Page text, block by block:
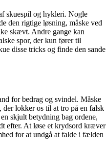
skuespil og hykleri. Nogle
den rigtige løsning, måske ved
skævt. Andre gange kan
spor, der kun fører til
disse tricks og finde den sande
for bedrag og svindel. Måske
der lokker os til at tro på en falsk
skjult betydning bag ordene,
efter. At løse et krydsord kræver
for at undgå at falde i fælden